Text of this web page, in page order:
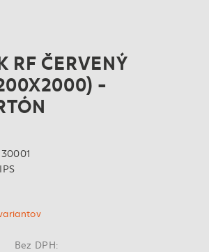
RF ČERVENÝ
-
Bez DPH: